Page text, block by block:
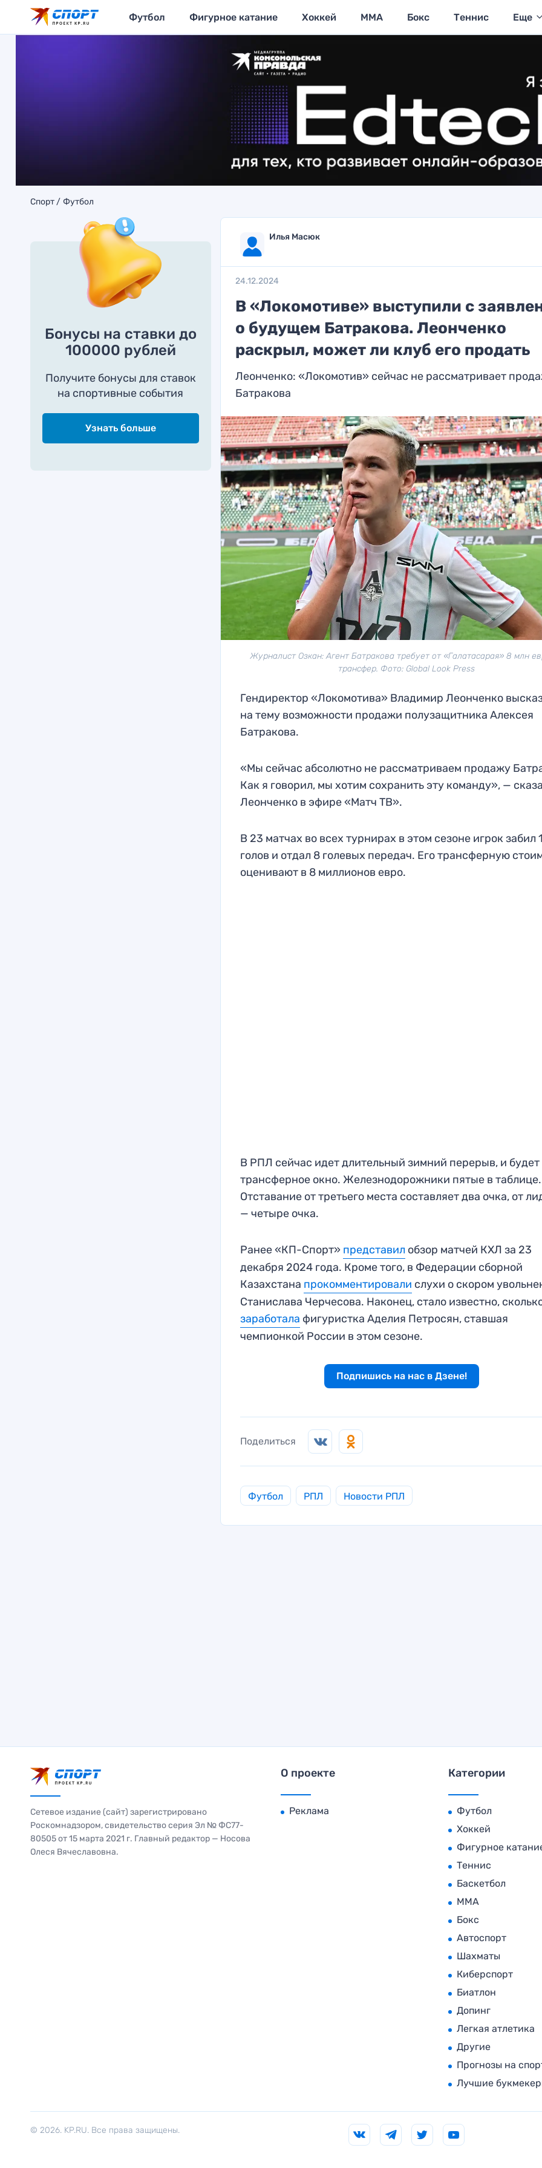
Футбол Фигурное катание Хоккей MMA Бокс Теннис Еще
Спорт Футбол
Бонусы на ставки до
100000 рублей
Получите бонусы для ставок
на спортивные события
Узнать больше
Илья Масюк
24.12.2024
В «Локомотиве» выступили с
о будущем Батракова. Леонченко
раскрыл, может ли клуб его продать
Леонченко: «Локомотив» сейчас не рассматривает
Батракова
Журналист Озкан: Агент Батракова требует от «Галатасарая» 8 млн
трансфер. Фото: Global Look Press
Гендиректор «Локомотива» Владимир Леонченко
на тему возможности продажи полузащитника Алексея
Батракова.
«Мы сейчас абсолютно не рассматриваем продажу
Как я говорил, мы хотим сохранить эту команду», —
Леонченко в эфире «Матч ТВ».
В 23 матчах во всех турнирах в этом сезоне игрок забил
голов и отдал 8 голевых передач. Его трансферную
оценивают в 8 миллионов евро.
В РПЛ сейчас идет длительный зимний перерыв, и будет
трансферное окно. Железнодорожники пятые в таблице.
Отставание от третьего места составляет два очка, от
— четыре очка.
Ранее «КП-Спорт» представил обзор матчей КХЛ за 23
декабря 2024 года. Кроме того, в Федерации сборной
Казахстана прокомментировали слухи о скором
Станислава Черчесова. Наконец, стало известно,
заработала фигуристка Аделия Петросян, ставшая
чемпионкой России в этом сезоне.
Подпишись на нас в Дзене!
Поделиться
Футбол РПЛ Новости РПЛ
Сетевое издание (сайт) зарегистрировано
Роскомнадзором, свидетельство серия Эл № ФС77-
80505 от 15 марта 2021 г. Главный редактор — Носова
Олеся Вячеславовна.
О проекте
Реклама
Категории
Футбол
Хоккей
Фигурное
Теннис
Баскетбол
MMA
Бокс
Автоспорт
Шахматы
Киберспорт
Биатлон
Допинг
Легкая атлетика
Другие
Прогнозы на
Лучшие
© 2026. KP.RU. Все права защищены.